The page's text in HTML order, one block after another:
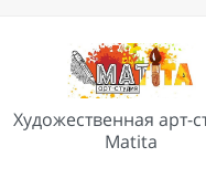
Художественная арт-
Matita